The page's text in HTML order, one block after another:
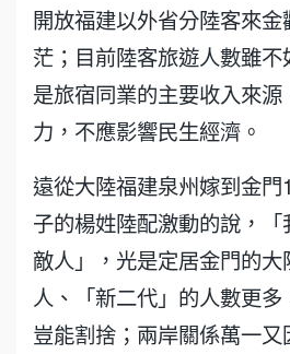
開放福建以外省分陸客來
茫；目前陸客旅遊人數雖
是旅宿同業的主要收入來
力，不應影響民生經濟。
遠從大陸福建泉州嫁到金
子的楊姓陸配激動的說，
敵人」，光是定居金門的
人、「新二代」的人數更
豈能割捨；兩岸關係萬一